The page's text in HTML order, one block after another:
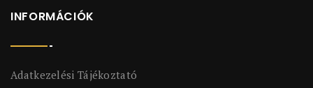
INFORMÁCIÓK
Adatkezelési Tájékoztató